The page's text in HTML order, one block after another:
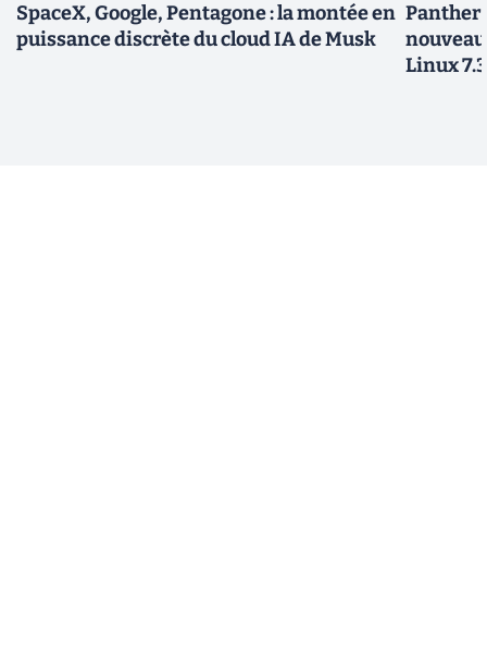
SpaceX, Google, Pentagone : la montée en
puissance discrète du cloud IA de Musk
Panther
Linux 7.3